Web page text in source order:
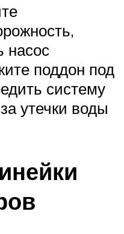
насос
поддон под
систему
утечки воды